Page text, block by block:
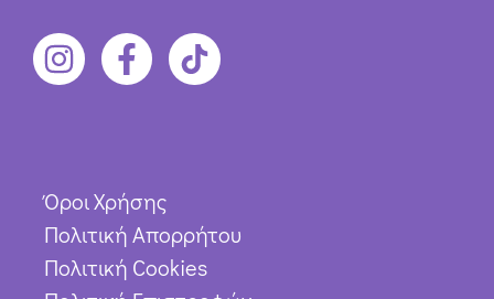
Όροι Χρήσης
Πολιτική Απορρήτου
Πολιτική Cookies